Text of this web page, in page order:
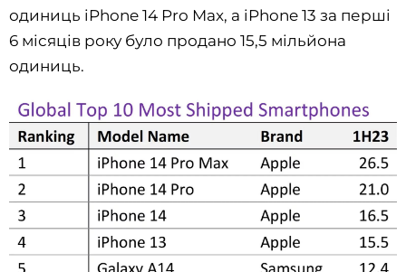
одиниць iPhone 14 Pro Max, а iPhone 13 за перші
6 місяців року було продано 15,5 мільйона
одиниць.